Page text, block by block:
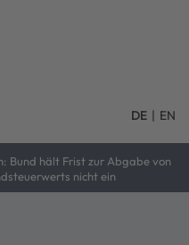
DE | EN
Bund hält Frist zur Abgabe von
nicht ein